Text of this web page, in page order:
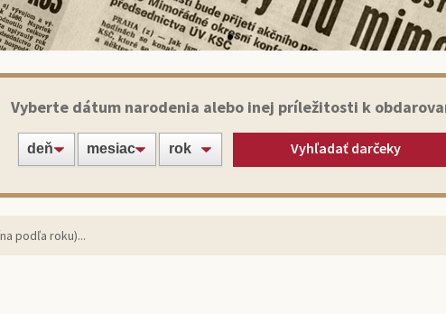
Historické noviny
Prekvapte svojich blízkych alebo známych jedinečným
Vyberte dátum narodenia alebo inej príležitosti k
Vyhľadať darčeky